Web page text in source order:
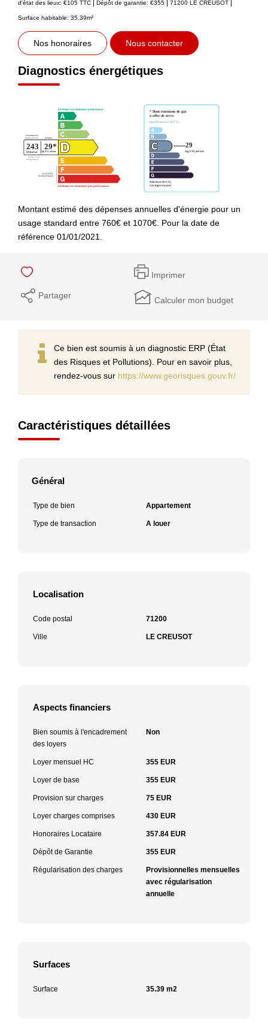
d'état des lieux: €105 TTC | Dépôt de garantie: €355 | 71200 LE CREUSOT |
Surface habitable: 35.39m²
Nos honoraires Nous contacter
Diagnostics énergétiques
Montant estimé des dépenses annuelles d'énergie pour un
usage standard entre 760€ et 1070€. Pour la date de
référence 01/01/2021.
Imprimer
Partager Calculer mon budget
Ce bien est soumis à un diagnostic ERP (État
des Risques et Pollutions). Pour en savoir plus,
rendez-vous sur https://www.georisques.gouv.fr/
Caractéristiques détaillées
Général
Type de bien Appartement
Type de transaction A louer
Localisation
Code postal 71200
Ville LE CREUSOT
Aspects financiers
Bien soumis à l'encadrement
des loyers
Non
Loyer mensuel HC 355 EUR
Loyer de base 355 EUR
Provision sur charges 75 EUR
Loyer charges comprises 430 EUR
Honoraires Locataire 357.84 EUR
Dépôt de Garantie 355 EUR
Régularisation des charges
Provisionnelles mensuelles
avec régularisation
annuelle
Surfaces
Surface 35.39 m2